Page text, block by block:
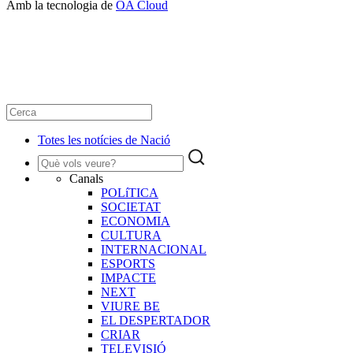
Amb la tecnologia de OA Cloud
Totes les notícies de Nació
Canals
POLíTICA
SOCIETAT
ECONOMIA
CULTURA
INTERNACIONAL
ESPORTS
IMPACTE
NEXT
VIURE BE
EL DESPERTADOR
CRIAR
TELEVISIÓ